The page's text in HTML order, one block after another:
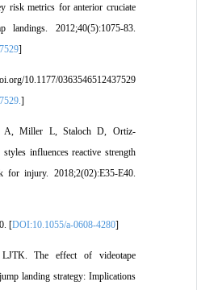
risk metrics for anterior cruciate
landings. 2012;40(5):1075-83.
0363546512437529
A, Miller L, Staloch D, Ortiz-
styles influences reactive strength
for injury. 2018;2(02):E35-E40.
[DOI:10.1055/a-0608-4280
LJTK. The effect of videotape
jump landing strategy: Implications